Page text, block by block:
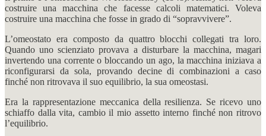
costruire una macchina che facesse calcoli matematici. Voleva
costruire una macchina che fosse in grado di “sopravvivere”.
L’omeostato era composto da quattro blocchi collegati tra loro.
Quando uno scienziato provava a disturbare la macchina, magari
invertendo una corrente o bloccando un ago, la macchina iniziava a
riconfigurarsi da sola, provando decine di combinazioni a caso
finché non ritrovava il suo equilibrio, la sua omeostasi.
Era la rappresentazione meccanica della resilienza. Se ricevo uno
schiaffo dalla vita, cambio il mio assetto interno finché non ritrovo
l’equilibrio.